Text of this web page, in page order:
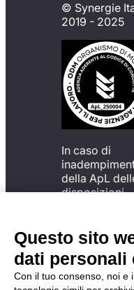
© Synergie
2019 - 2025
In caso di
della ApL
disposizioni
possibile
reclamo
una delle
Questo sito
dati personali
Con il tuo consenso, noi e